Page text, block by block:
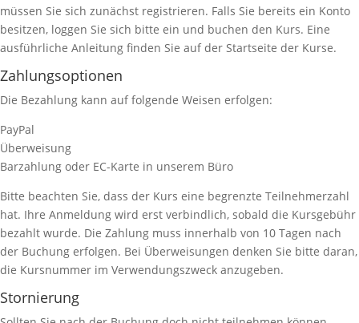
müssen Sie sich zunächst registrieren. Falls Sie bereits ein Konto
besitzen, loggen Sie sich bitte ein und buchen den Kurs. Eine
ausführliche Anleitung finden Sie auf der Startseite der Kurse.
Zahlungsoptionen
Die Bezahlung kann auf folgende Weisen erfolgen:
PayPal
Überweisung
Barzahlung oder EC-Karte in unserem Büro
Bitte beachten Sie, dass der Kurs eine begrenzte Teilnehmerzahl
hat. Ihre Anmeldung wird erst verbindlich, sobald die Kursgebühr
bezahlt wurde. Die Zahlung muss innerhalb von 10 Tagen nach
der Buchung erfolgen. Bei Überweisungen denken Sie bitte daran,
die Kursnummer im Verwendungszweck anzugeben.
Stornierung